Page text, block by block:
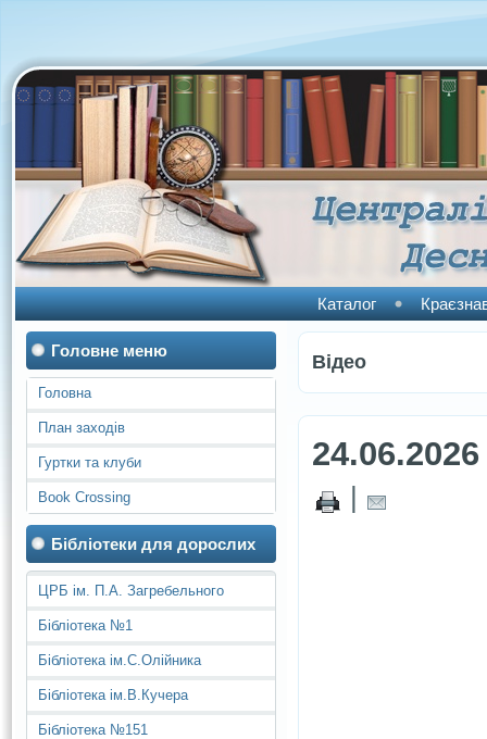
Каталог
Головне меню
Головна
План заходів
Гуртки та клуби
Book Crossing
Бібліотеки для дорослих
ЦРБ ім. П.А. Загребельного
Бібліотека №1
Бібліотека ім.С.Олійника
Бібліотека ім.В.Кучера
Бібліотека №151
Відео
24.06.2026
|